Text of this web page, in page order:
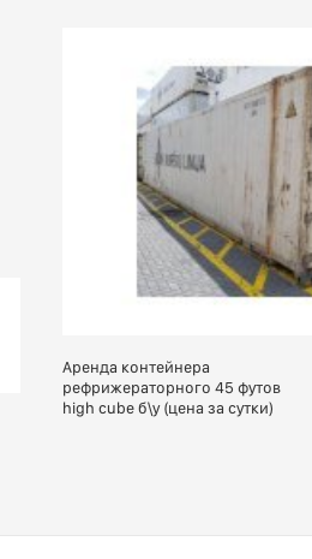
Аренда контейнера
рефрижераторного 45 футов
high cube б\у (цена за сутки)